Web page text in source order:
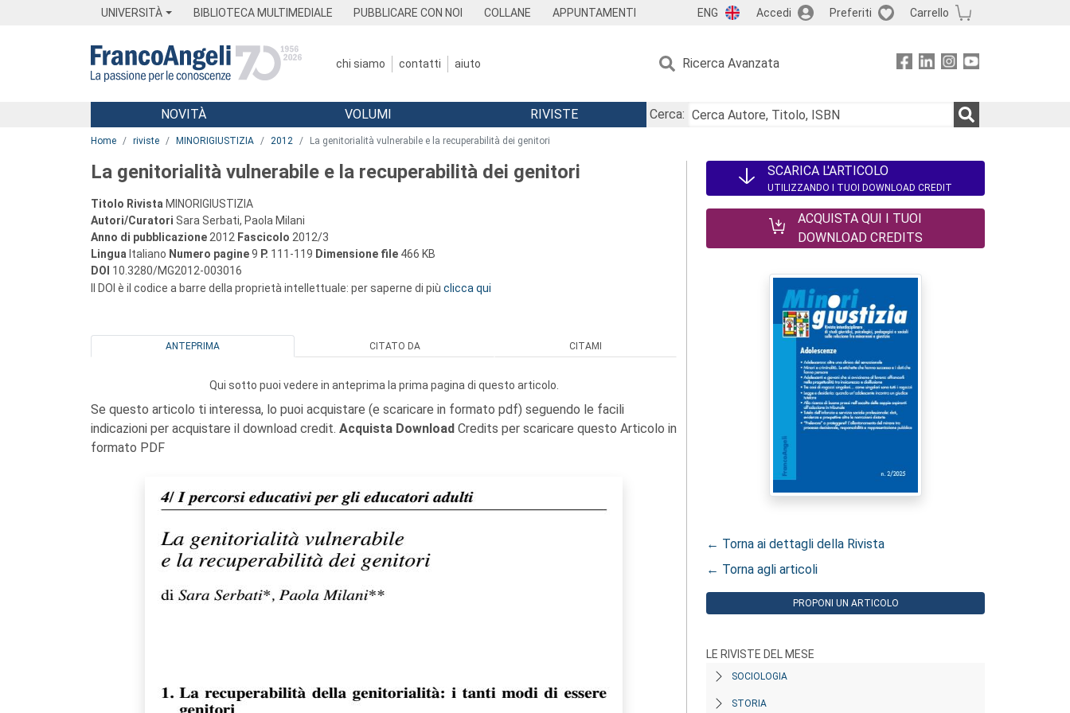
UNIVERSITÀ BIBLIOTECA MULTIMEDIALE PUBBLICARE CON NOI COLLANE APPUNTAMENTI ENG Accedi Preferiti Carrello
chi siamo contatti aiuto Ricerca Avanzata
Menu
NOVITÀ VOLUMI RIVISTE
Cerca:
Home riviste MINORIGIUSTIZIA 2012 La genitorialità vulnerabile e la recuperabilità dei genitori
La genitorialità vulnerabile e la recuperabilità dei genitori
Titolo Rivista MINORIGIUSTIZIA
Autori/Curatori Sara Serbati, Paola Milani
Anno di pubblicazione 2012 Fascicolo 2012/3
Lingua Italiano Numero pagine9 P. 111-119 Dimensione file 466 KB
DOI 10.3280/MG2012-003016
Il DOI è il codice a barre della proprietà intellettuale: per saperne di più clicca qui
ANTEPRIMA CITATO DA CITAMI
Qui sotto puoi vedere in anteprima la prima pagina di questo articolo.
Se questo articolo ti interessa, lo puoi acquistare (e scaricare in formato pdf) seguendo le facili
indicazioni per acquistare il download credit. Acquista Download Credits per scaricare questo Articolo in
formato PDF
SCARICA L'ARTICOLO
UTILIZZANDO I TUOI DOWNLOAD CREDIT
ACQUISTA QUI I TUOI
DOWNLOAD CREDITS
← Torna ai dettagli della Rivista
← Torna agli articoli
PROPONI UN ARTICOLO
LE RIVISTE DEL MESE
SOCIOLOGIA
STORIA